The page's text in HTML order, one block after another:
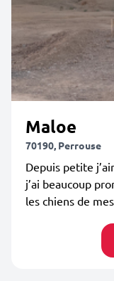
Maloe
70190, Perrouse
Depuis petite
j’ai beaucoup
les chiens de